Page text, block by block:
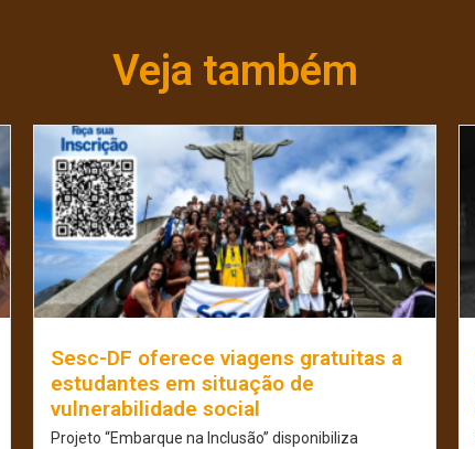
Veja também
Sesc-DF oferece viagens gratuitas a
estudantes em situação de
vulnerabilidade social
Projeto “Embarque na Inclusão” disponibiliza